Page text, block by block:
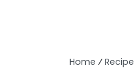
Home ⁄ Recipe